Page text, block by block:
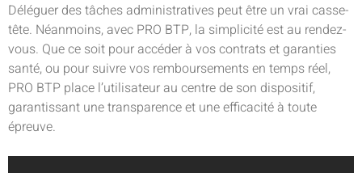
Déléguer des tâches administratives peut être un vrai casse-
tête. Néanmoins, avec PRO BTP, la simplicité est au rendez-
vous. Que ce soit pour accéder à vos contrats et garanties
santé, ou pour suivre vos remboursements en temps réel,
PRO BTP place l’utilisateur au centre de son dispositif,
garantissant une transparence et une efficacité à toute
épreuve.